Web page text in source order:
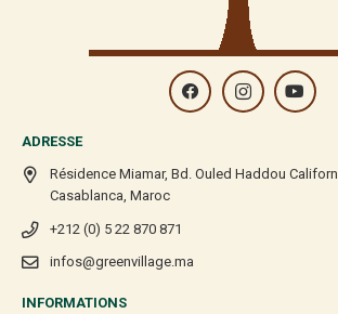
ADRESSE
Résidence Miamar, Bd. Ouled Haddou
Casablanca, Maroc
+212 (0) 5 22 870 871
infos@greenvillage.ma
INFORMATIONS